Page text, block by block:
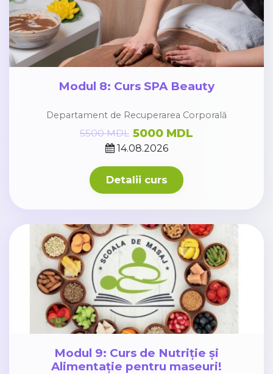
Modul 8: Curs SPA Beauty
Departament de Recuperarea Corporală
14.08.2026
5500 MDL 5000 MDL
Detalii curs
Modul 9: Curs de Nutriție și
Alimentație pentru maseuri!